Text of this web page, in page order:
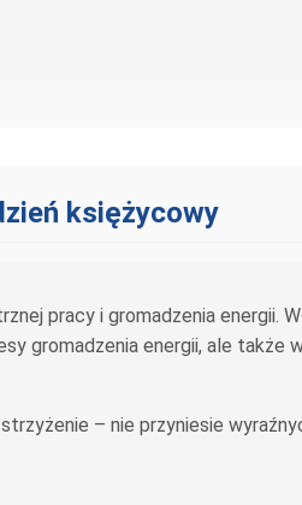
księżycowy
pracy i gromadzenia energii.
gromadzenia energii, ale także
– nie przyniesie